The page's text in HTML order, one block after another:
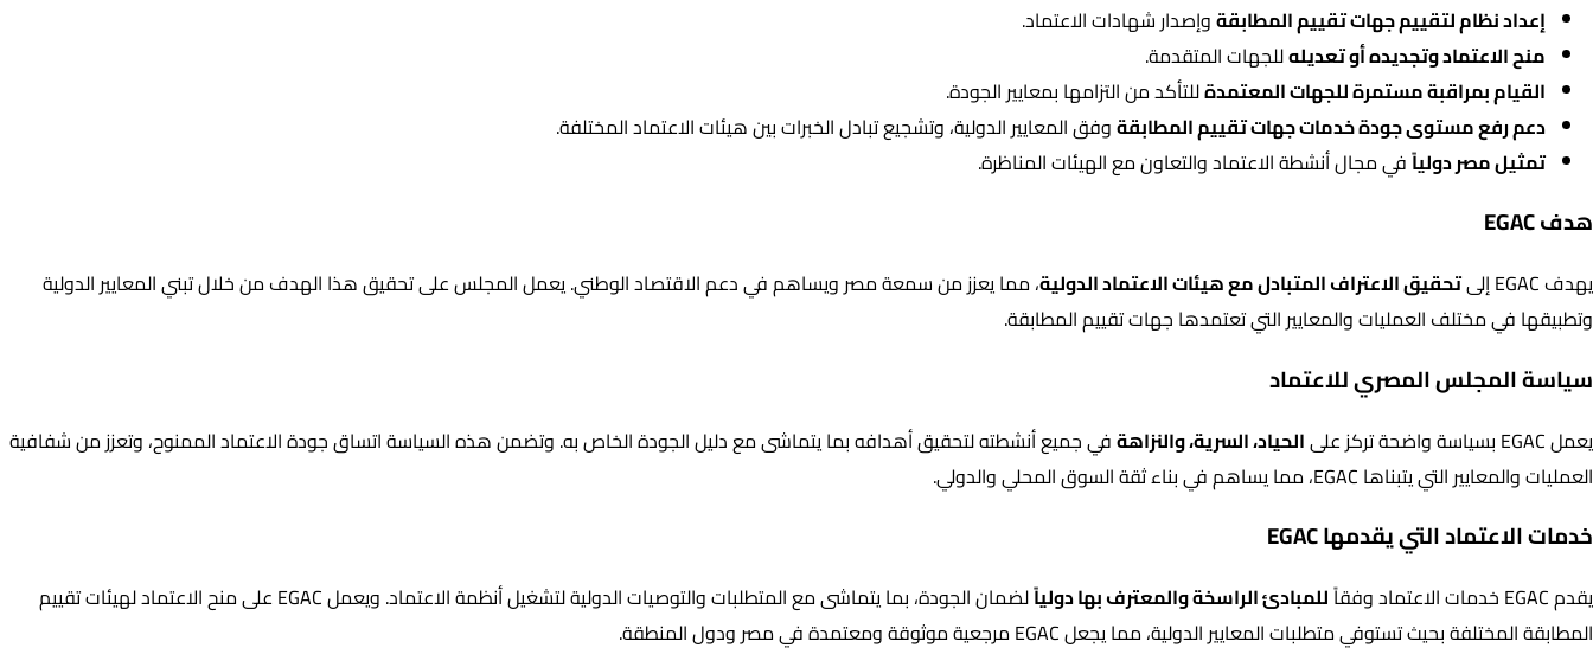
إعداد نظام لتقييم جهات تقييم المطابقةوإصدار شهادات الاعتماد.
منح الاعتماد وتجديده أو تعديلهللجهات المتقدمة.
القيام بمراقبة مستمرة للجهات المعتمدةللتأكد من التزامها بمعايير الجودة.
دعم رفع مستوى جودة خدمات جهات تقييم المطابقةوفق المعايير الدولية، وتشجيع تبادل الخبرات بين هيئات الاعتماد المختلفة.
تمثيل مصر دولياًفي مجال أنشطة الاعتماد والتعاون مع الهيئات المناظرة.
هدف EGAC
يهدف EGAC إلى تحقيق الاعتراف المتبادل مع هيئات الاعتماد الدولية، مما يعزز من سمعة مصر ويساهم في دعم الاقتصاد الوطني. يعمل المجلس على تحقيق هذا الهدف من خلال تبني المعايير الدولية
وتطبيقها في مختلف العمليات والمعايير التي تعتمدها جهات تقييم المطابقة.
سياسة المجلس المصري للاعتماد
يعمل EGAC بسياسة واضحة تركز على الحياد، السرية، والنزاهةفي جميع أنشطته لتحقيق أهدافه بما يتماشى مع دليل الجودة الخاص به. وتضمن هذه السياسة اتساق جودة الاعتماد الممنوح، وتعزز من شفافية
العمليات والمعايير التي يتبناها EGAC، مما يساهم في بناء ثقة السوق المحلي والدولي.
خدمات الاعتماد التي يقدمها EGAC
يقدم EGAC خدمات الاعتماد وفقاً للمبادئ الراسخة والمعترف بها دولياً
لضمان الجودة، بما يتماشى مع المتطلبات والتوصيات الدولية لتشغيل أنظمة الاعتماد. ويعمل EGAC على منح الاعتماد لهيئات تقييم
المطابقة المختلفة بحيث تستوفي متطلبات المعايير الدولية، مما يجعل EGAC مرجعية موثوقة ومعتمدة في مصر ودول المنطقة.